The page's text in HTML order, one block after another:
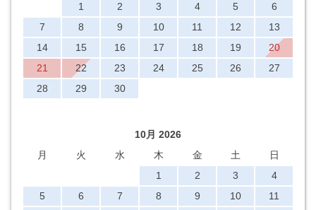
1
2 3 4 5
6
7
8 9 10 11 12
13
14
15 16 17 18 19
20
21
22 23 24 25 26
27
28
29 30
10月 2026
月
火 水 木 金 土
日
1
2 3
4
5
6 7 8 9 10
11